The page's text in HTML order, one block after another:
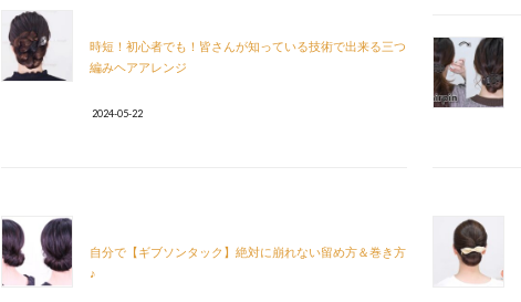
時短！初心者でも！皆さんが知っている技術で出来る三つ
編みヘアアレンジ
2024-05-22
自分で【ギブソンタック】絶対に崩れない留め方＆巻き方
♪